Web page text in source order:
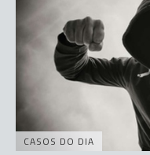
CASOS DO DIA